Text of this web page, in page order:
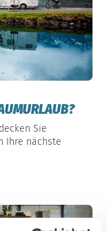
Sie
Ihre nächste